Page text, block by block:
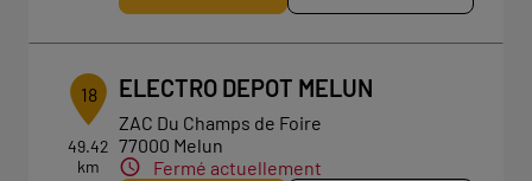
18
49.42
km
ELECTRO DEPOT MELUN
ZAC Du Champs de Foire
77000 Melun
Fermé actuellement